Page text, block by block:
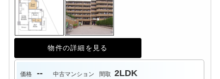
物件の詳細を見る
価格 -- 中古マンション 間取 2LDK